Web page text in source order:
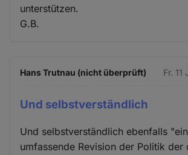
unterstützen.
G.B.
Hans Trutnau (nicht überprüft) Fr. 11
Und selbstverständlich
Und selbstverständlich ebenfalls
umfassende Revision der Politik der